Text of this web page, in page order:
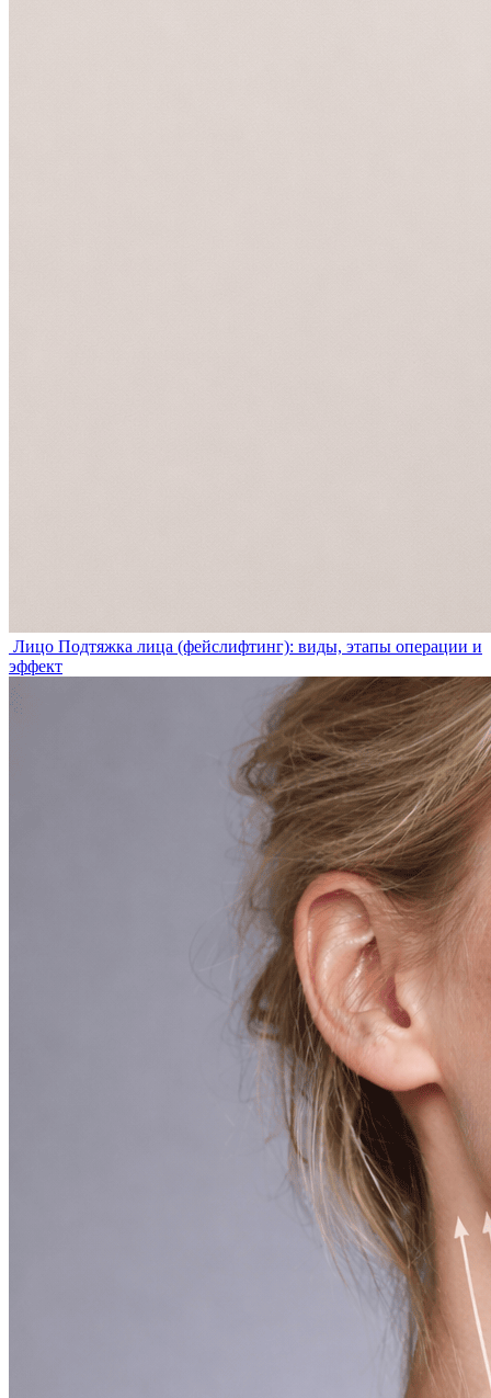
Лицо Подтяжка лица (фейслифтинг): виды, этапы операции и
эффект